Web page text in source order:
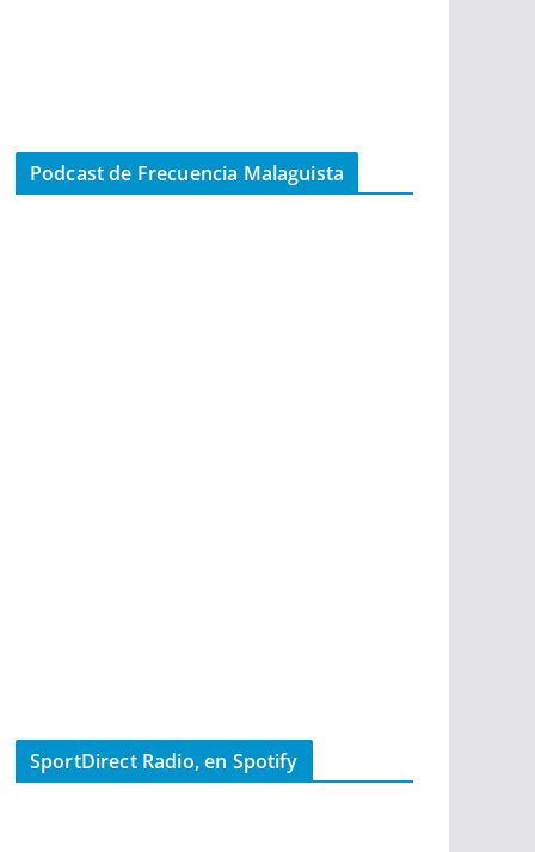
Podcast de Frecuencia Malaguista
SportDirect Radio, en Spotify